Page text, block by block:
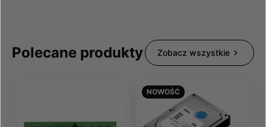
Polecane produkty Zobacz wszystkie
NOWOŚĆ